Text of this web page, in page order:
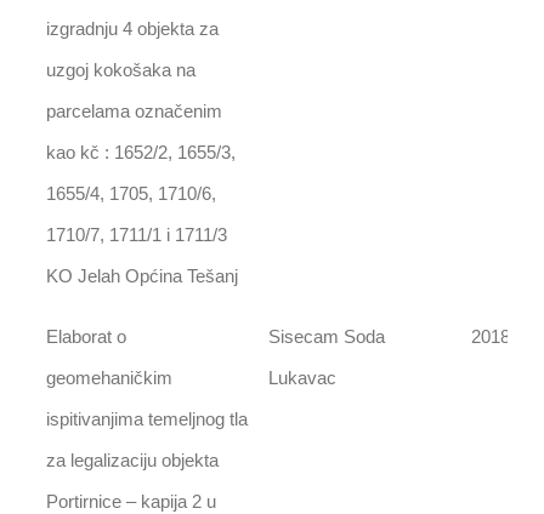
izgradnju 4 objekta za
uzgoj kokošaka na
parcelama označenim
kao kč : 1652/2, 1655/3,
1655/4, 1705, 1710/6,
1710/7, 1711/1 i 1711/3
KO Jelah Općina Tešanj
Elaborat o
geomehaničkim
ispitivanjima temeljnog tla
za legalizaciju objekta
Portirnice – kapija 2 u
Sisecam Soda
Lukavac
2018